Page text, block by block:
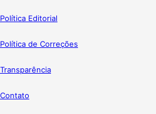
Política Editorial
Política de Correções
Transparência
Contato